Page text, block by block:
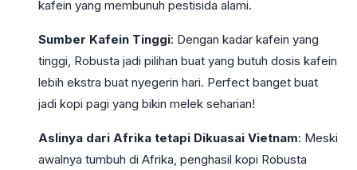
kafein yang membunuh pestisida alami.
Sumber Kafein Tinggi: Dengan kadar kafein yang
tinggi, Robusta jadi pilihan buat yang butuh dosis kafein
lebih ekstra buat nyegerin hari. Perfect banget buat
jadi kopi pagi yang bikin melek seharian!
Aslinya dari Afrika tetapi Dikuasai Vietnam: Meski
awalnya tumbuh di Afrika, penghasil kopi Robusta